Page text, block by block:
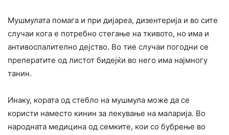
Мушмулата помага и при дијареа, дизентерија и во сите
случаи кога е потребно стегање на ткивото, но има и
антивоспалително дејство. Во тие случаи погодни се
преператите од листот бидејќи во него има најмногу
танин.
Инаку, кората од стебло на мушмула може да се
користи наместо кинин за лекување на маларија. Во
народната медицина од семките, кои со бубрење во